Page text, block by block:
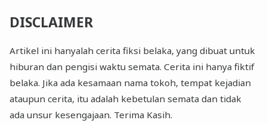
DISCLAIMER
Artikel ini hanyalah cerita fiksi belaka, yang dibuat untuk
hiburan dan pengisi waktu semata. Cerita ini hanya fiktif
belaka. Jika ada kesamaan nama tokoh, tempat kejadian
ataupun cerita, itu adalah kebetulan semata dan tidak
ada unsur kesengajaan. Terima Kasih.